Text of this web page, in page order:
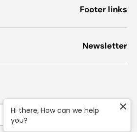
Footer links
Newsletter
لغة
العربيةHi there, How can we help
you?